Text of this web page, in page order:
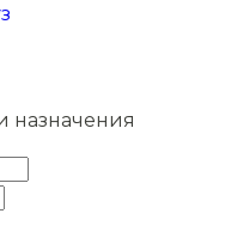
назначения